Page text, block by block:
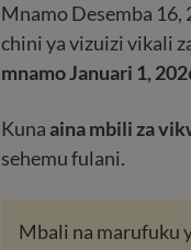
Mnamo Desemba 16,
chini ya vizuizi vikali
mnamo Januari 1,
Kuna aina mbili za
sehemu fulani.
Mbali na marufuku